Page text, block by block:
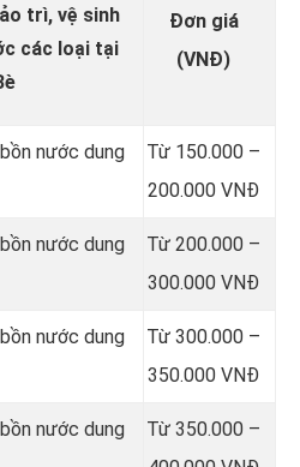
trì, vệ sinh
các loại tại
Đơn giá
(VNĐ)
nước dung
Từ 150.000 –
200.000 VNĐ
nước dung
Từ 200.000 –
300.000 VNĐ
nước dung
Từ 300.000 –
350.000 VNĐ
nước dung
Từ 350.000 –